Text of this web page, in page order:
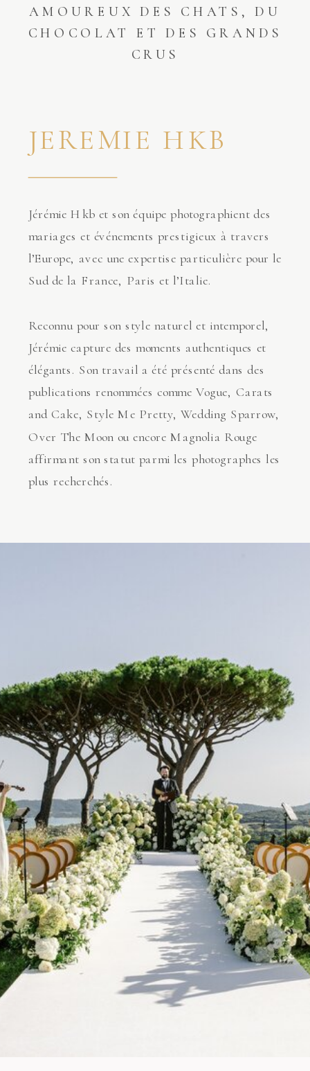
AMOUREUX DES CHATS, DU
CHOCOLAT ET DES GRANDS
CRUS
Jérémie Hkb et son équipe photographient des
mariages et événements prestigieux à travers
l’Europe, avec une expertise particulière pour le
Sud de la France, Paris et l’Italie.
Reconnu pour son style naturel et intemporel,
Jérémie capture des moments authentiques et
élégants. Son travail a été présenté dans des
publications renommées comme Vogue, Carats
and Cake, Style Me Pretty, Wedding Sparrow,
Over The Moon ou encore Magnolia Rouge
affirmant son statut parmi les photographes les
plus recherchés.
JEREMIE HKB